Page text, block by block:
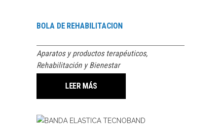
BOLA DE REHABILITACION
Aparatos y productos terapéuticos,
Rehabilitación y Bienestar
LEER MÁS